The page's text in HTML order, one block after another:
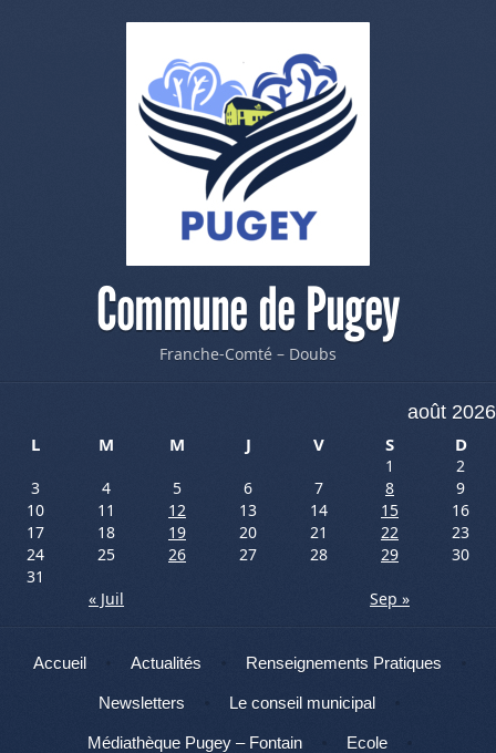
Commune de Pugey
Franche-Comté – Doubs
août 2026
L
M M J V S D
1
2
3
4 5 6 7 8
9
10
11 12 13 14 15
16
17
18 19 20 21 22
23
24
25 26 27 28 29
30
31
« Juil
Sep »
Menu
Aller au contenu
Accueil Actualités Renseignements Pratiques
Newsletters Le conseil municipal
Médiathèque Pugey – Fontain Ecole